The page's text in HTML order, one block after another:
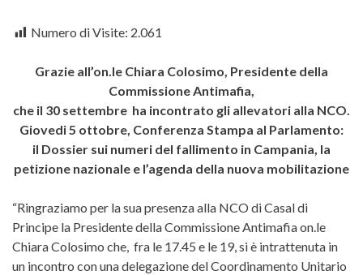
Numero di Visite: 2.061
Grazie all’on.le Chiara Colosimo, Presidente della
Commissione Antimafia,
che il 30 settembre ha incontrato gli allevatori alla NCO.
Giovedi 5 ottobre, Conferenza Stampa al Parlamento:
il Dossier sui numeri del fallimento in Campania, la
petizione nazionale e l’agenda della nuova mobilitazione
“Ringraziamo per la sua presenza alla NCO di Casal di
Principe la Presidente della Commissione Antimafia on.le
Chiara Colosimo che, fra le 17.45 e le 19, si è intrattenuta in
un incontro con una delegazione del Coordinamento Unitario